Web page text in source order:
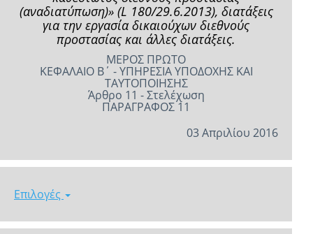
(αναδιατύπωση)» (L 180/29.6.2013), διατάξεις
για την εργασία δικαιούχων διεθνούς
προστασίας και άλλες διατάξεις.
ΜΕΡΟΣ ΠΡΩΤΟ
ΚΕΦΑΛΑΙΟ Β΄ - ΥΠΗΡΕΣΙΑ ΥΠΟΔΟΧΗΣ ΚΑΙ
ΤΑΥΤΟΠΟΙΗΣΗΣ
Άρθρο 11 - Στελέχωση
ΠΑΡΑΓΡΑΦΟΣ 11
03 Απριλίου 2016
Επιλογές